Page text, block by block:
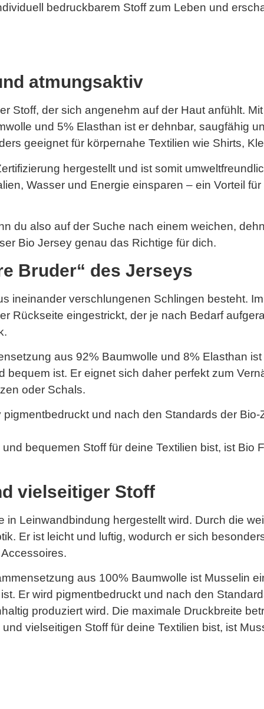
bedruckbarem Stoff zum Leben und
atmungsaktiv
Stoff, der sich angenehm auf der Haut anfühlt.
und 5% Elasthan ist er dehnbar, saugfähig
geeignet für körpernahe Textilien wie Shirts,
hergestellt und ist somit
Wasser und Energie einsparen – ein Vorteil
du also auf der Suche nach einem weichen,
Bio Jersey genau das Richtige für dich.
Bruder“ des Jerseys
ineinander verschlungenen Schlingen besteht.
Rückseite eingestrickt, der je nach Bedarf
aus 92% Baumwolle und 8% Elasthan
ist. Er eignet sich daher perfekt zum
oder Schals.
und nach den Standards der
bequemen Stoff für deine Textilien bist, ist Bio
vielseitiger Stoff
in Leinwandbindung hergestellt wird. Durch die
Er ist leicht und luftig, wodurch er sich
aus 100% Baumwolle ist Musselin
Er wird pigmentbedruckt und nach den
produziert wird. Die maximale Druckbreite
vielseitigen Stoff für deine Textilien bist, ist